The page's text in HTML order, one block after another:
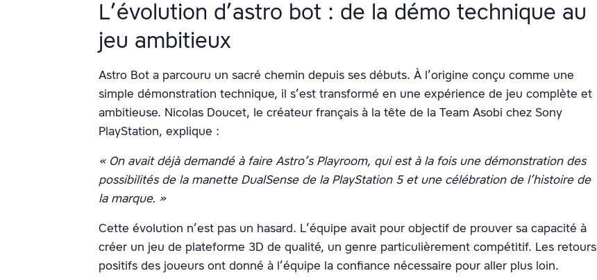
L’évolution d’astro bot : de la démo technique au
jeu ambitieux
Astro Bot a parcouru un sacré chemin depuis ses débuts. À l’origine conçu comme une
simple démonstration technique, il s’est transformé en une expérience de jeu complète et
ambitieuse. Nicolas Doucet, le créateur français à la tête de la Team Asobi chez Sony
PlayStation, explique :
« On avait déjà demandé à faire Astro’s Playroom, qui est à la fois une démonstration des
possibilités de la manette DualSense de la PlayStation 5 et une célébration de l’histoire de
la marque. »
Cette évolution n’est pas un hasard. L’équipe avait pour objectif de prouver sa capacité à
créer un jeu de plateforme 3D de qualité, un genre particulièrement compétitif. Les retours
positifs des joueurs ont donné à l’équipe la confiance nécessaire pour aller plus loin.